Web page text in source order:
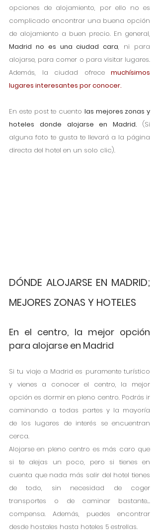
opciones de alojamiento, por ello no es
complicado encontrar una buena opción
Madrid no es una ciudad cara, ni para
alojarse, para comer o para visitar lugares.
Además, la ciudad ofrece muchísimos
lugares interesantes por conocer.
En este post te cuento las mejores zonas y
hoteles donde alojarse en Madrid. (Si
alguna foto te gusta te llevará a la página
directa del hotel en un solo clic).
DÓNDE ALOJARSE EN MADRID;
MEJORES ZONAS Y HOTELES
En el centro, la mejor opción
para alojarse en Madrid
Si tu viaje a Madrid es puramente turístico
y vienes a conocer el centro, la mejor
opción es dormir en pleno centro. Podrás ir
caminando a todas partes y la mayoría
de los lugares de interés se encuentran
cerca.
Alojarse en pleno centro es más caro que
si te alejas un poco, pero si tienes en
cuenta que nada más salir del hotel tienes
de todo, sin necesidad de coger
transportes o de caminar bastante...
compensa. Además, puedes encontrar
desde hostales hasta hoteles 5 estrellas.